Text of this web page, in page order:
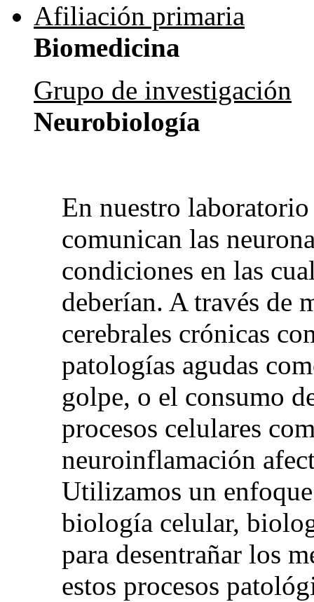
Afiliación primaria
Biomedicina
Grupo de investigación
Neurobiología
En nuestro
comunican las
condiciones en las
deberían. A través de
cerebrales crónicas
patologías agudas
golpe, o el consumo
procesos celulares
neuroinflamación
Utilizamos un
biología celular,
para desentrañar los
estos procesos